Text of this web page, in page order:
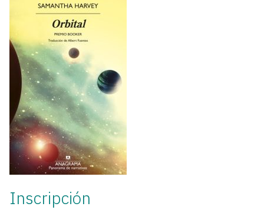
Inscripción